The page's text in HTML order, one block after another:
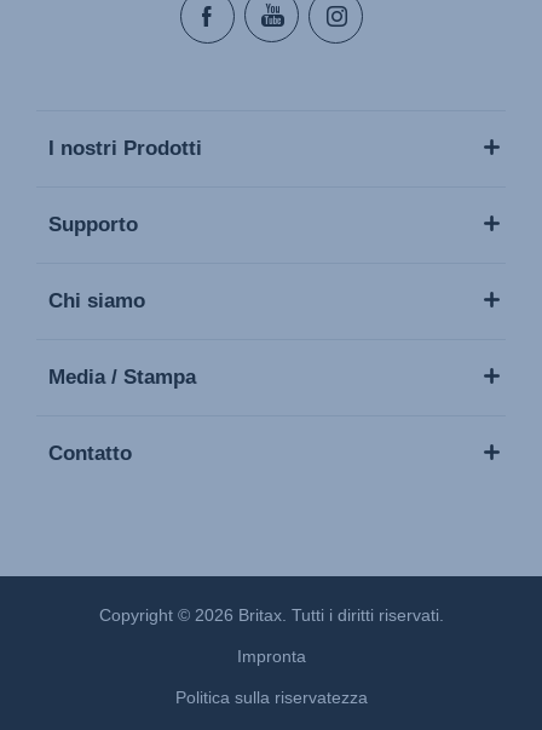
Navodila za uporabo (Slovenščina)
I nostri Prodotti
Supporto
Chi siamo
Media / Stampa
Contatto
Copyright © 2026 Britax. Tutti i diritti riservati.
Impronta
Politica sulla riservatezza